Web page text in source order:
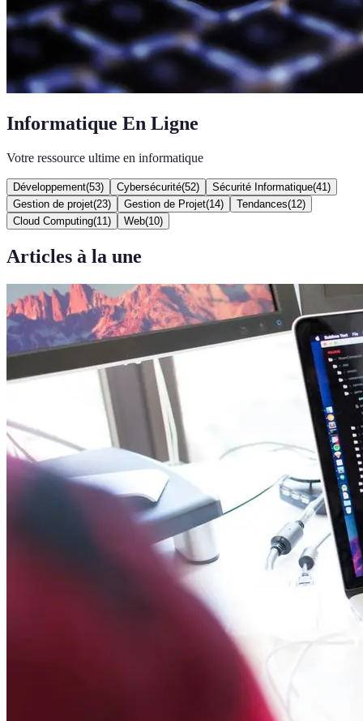
Informatique En Ligne
Votre ressource ultime en informatique
Développement(53) Cybersécurité(52) Sécurité Informatique(41 )
Gestion de projet(23) Gestion de Projet(14) Tendances(12)
Cloud Computing(11 ) Web(10)
Articles à la une